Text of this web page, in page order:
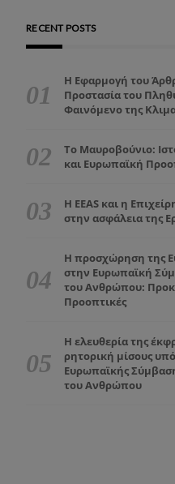
RECENT POSTS
Η Εφαρμογή του
Προστασία του
Φαινόμενο της
Το Μαυροβούνιο:
και Ευρωπαϊκή
Η EEAS και η
στην ασφάλεια της
Η προσχώρηση της
στην Ευρωπαϊκή
του Ανθρώπου:
Προοπτικές
Η ελευθερία της
ρητορική μίσους
Ευρωπαϊκής
του Ανθρώπου